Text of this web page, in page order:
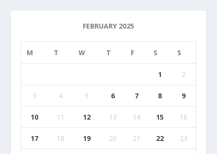
FEBRUARY 2025
M T W T F S S
1 2
3 4 5 6 7 8 9
10 11 12 13 14 15 16
17 18 19 20 21 22 23